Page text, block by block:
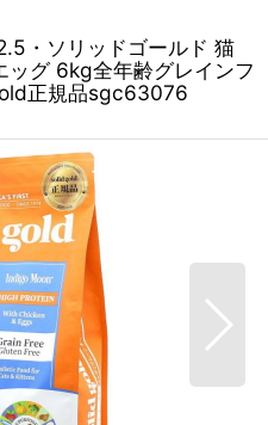
・ソリッドゴールド 猫
ッグ 6kg全年齢グレインフ
正規品sgc63076